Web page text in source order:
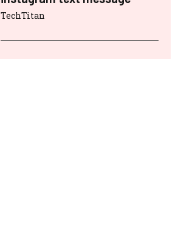
TechTitan